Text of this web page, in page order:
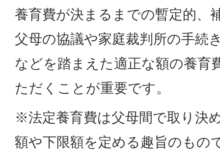
養育費が決まるまでの暫定的、
父母の協議や家庭裁判所の手続
などを踏まえた適正な額の養育
ただくことが重要です。
※法定養育費は父母間で取り決
額や下限額を定める趣旨のもの